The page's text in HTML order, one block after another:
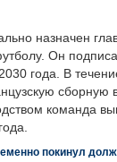
назначен
Он
года. В
сборную
команда
покинул